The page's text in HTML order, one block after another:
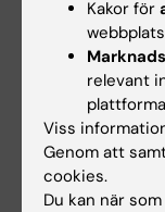
Vogt H;
Nystrom UN;
Herold N;
Arvidsson L;
E; Hallbeck
Brandell RR;
Ljungman G;
Cancer och
Är du Karin
Redigera din profil
Kakor för
relevant
Viss
Genom att
cookies.
Du kan när